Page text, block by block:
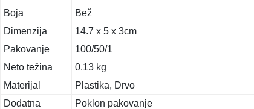
Boja
Bež
Dimenzija
14.7 x 5 x 3cm
Pakovanje
100/50/1
Neto težina
0.13 kg
Materijal
Plastika, Drvo
Dodatna
Poklon pakovanje